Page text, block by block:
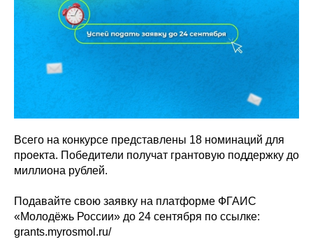
Всего на конкурсе представлены 18 номинаций для
проекта. Победители получат грантовую поддержку до
миллиона рублей.
Подавайте свою заявку на платформе ФГАИС
«Молодёжь России» до 24 сентября по ссылке:
grants.myrosmol.ru/